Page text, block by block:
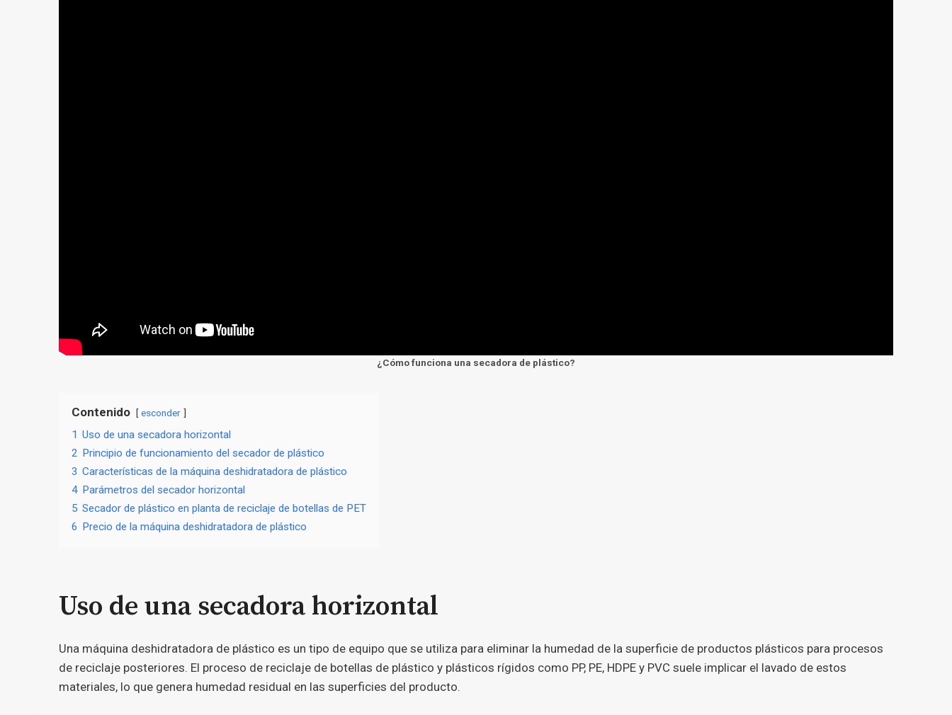
¿Cómo funciona una secadora de plástico?
Contenido esconder
1 Uso de una secadora horizontal
2 Principio de funcionamiento del secador de plástico
3 Características de la máquina deshidratadora de plástico
4 Parámetros del secador horizontal
5 Secador de plástico en planta de reciclaje de botellas de PET
6 Precio de la máquina deshidratadora de plástico
Uso de una secadora horizontal
Una máquina deshidratadora de plástico es un tipo de equipo que se utiliza para eliminar la humedad de la superficie de productos plásticos para procesos
de reciclaje posteriores. El proceso de reciclaje de botellas de plástico y plásticos rígidos como PP, PE, HDPE y PVC suele implicar el lavado de estos
materiales, lo que genera humedad residual en las superficies del producto.